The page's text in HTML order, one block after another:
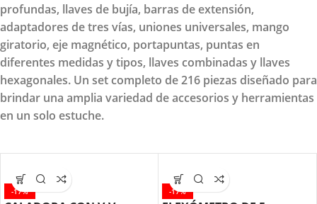
profundas, llaves de bujía, barras de extensión,
adaptadores de tres vías, uniones universales, mango
giratorio, eje magnético, portapuntas, puntas en
diferentes medidas y tipos, llaves combinadas y llaves
hexagonales. Un set completo de 216 piezas diseñado para
brindar una amplia variedad de accesorios y herramientas
en un solo estuche.
-17% -17%